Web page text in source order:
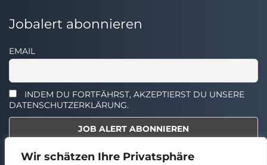
Wir schätzen Ihre Privatsphäre
Jobalert abonnieren
EMAIL
INDEM DU FORTFÄHRST, AKZEPTIERST DU UNSERE
DATENSCHUTZERKLÄRUNG.